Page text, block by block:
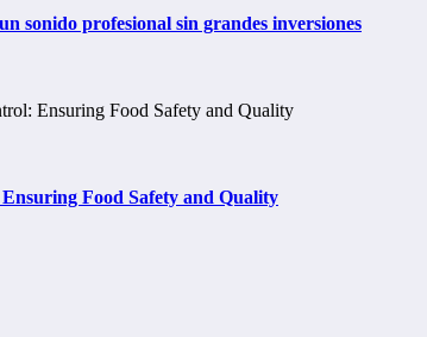
sonido profesional sin grandes inversiones
Food Safety and Quality